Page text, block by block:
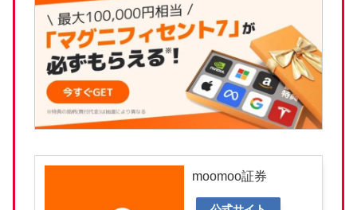
moomoo証券